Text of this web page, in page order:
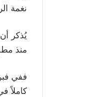
نغمة
يُذكر
منذ
كاملاً